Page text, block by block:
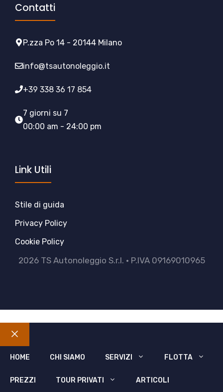
Contatti
P.zza Po 14 - 20144 Milano
info@tsautonoleggio.it
+39 338 36 17 854
7 giorni su 7
00:00 am - 24:00 pm
Link Utili
Stile di guida
Privacy Policy
Cookie Policy
2026 TS Autonoleggio S.r.l. • P.IVA 09169010965
Chiudi
HOME CHI SIAMO SERVIZI FLOTTA
PREZZI TOUR PRIVATI ARTICOLI